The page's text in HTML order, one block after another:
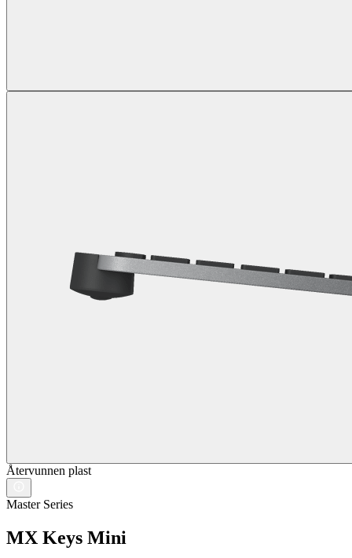
Återvunnen plast
Master Series
MX Keys Mini